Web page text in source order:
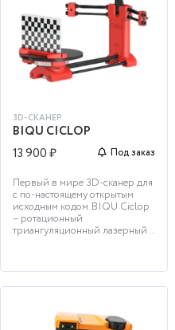
3D-СКАНЕР
BIQU CICLOP
13 900 ₽
Под заказ
Первый в мире 3D-сканер для
с по-настоящему открытым
исходным кодом. BIQU Сiclop
– ротационный
триангуляционный лазерный ...